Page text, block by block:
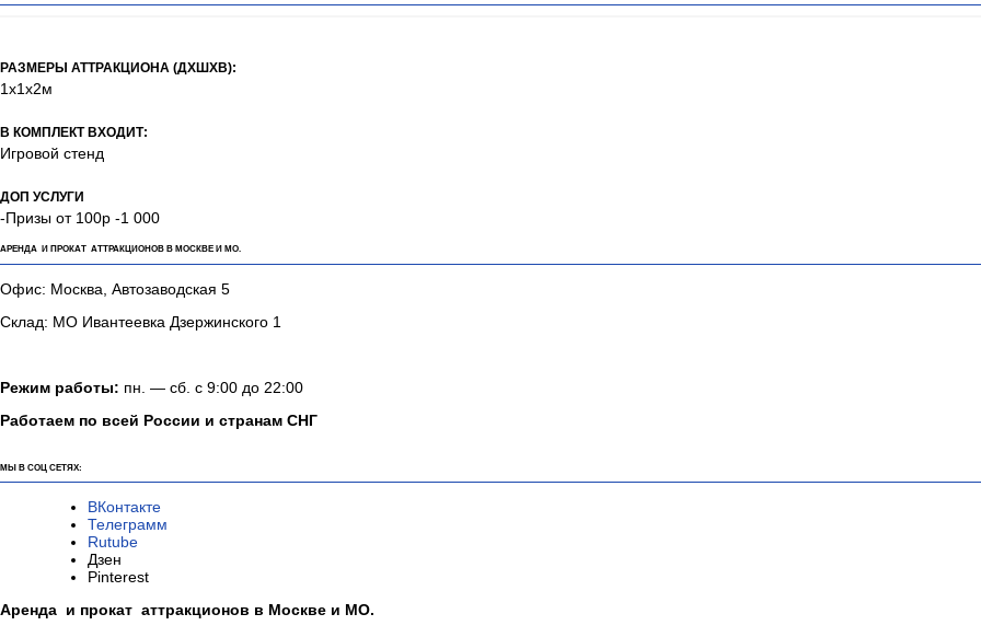
РАЗМЕРЫ АТТРАКЦИОНА (ДХШХВ):
1х1х2м
В КОМПЛЕКТ ВХОДИТ:
Игровой стенд
ДОП УСЛУГИ
-Призы от 100р -1 000
АРЕНДА И ПРОКАТ АТТРАКЦИОНОВ В МОСКВЕ И МО.
Офис: Москва, Автозаводская 5
Склад: МО Ивантеевка Дзержинского 1
Режим работы: пн. — сб. с 9:00 до 22:00
Работаем по всей России и странам СНГ
МЫ В СОЦ СЕТЯХ:
ВКонтакте
Телеграмм
Rutube
Дзен
Pinterest
Аренда и прокат аттракционов в Москве и МО.